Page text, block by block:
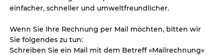
einfacher, schneller und umweltfreundlicher.
Wenn Sie Ihre Rechnung per Mail möchten, bitten wir
Sie folgendes zu tun:
Schreiben Sie ein Mail mit dem Betreff «Mailrechnung»